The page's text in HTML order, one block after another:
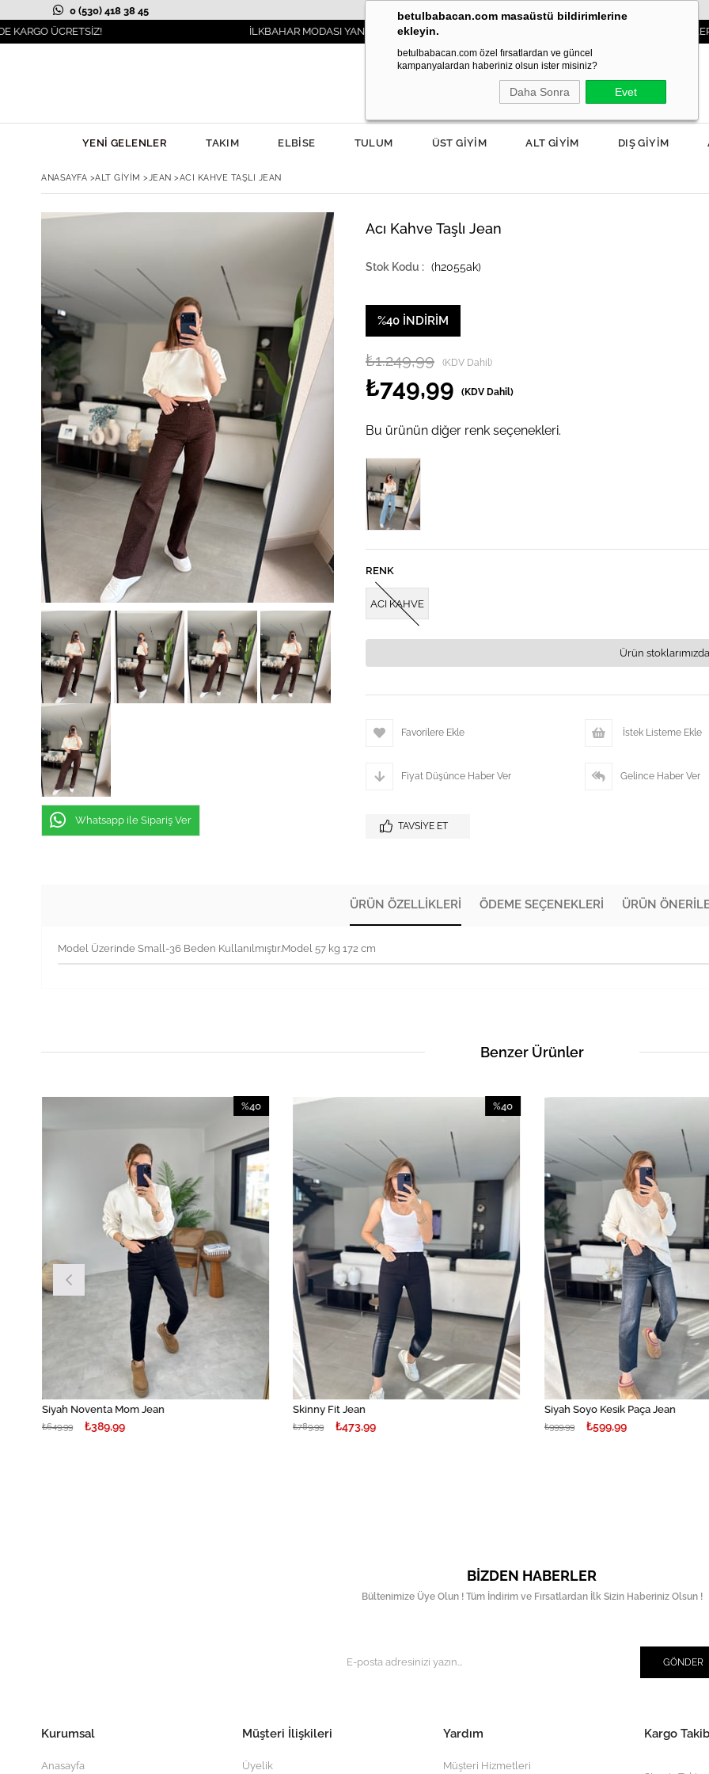
0 (530) 418 38 45
İLKBAHAR MODASI YANIBAŞINIZDA! 3000TL VE ÜZERİ SİPARİŞLERDE
betulbabacan.com masaüstü bildirimlerine
ekleyin.
betulbabacan.com özel fırsatlardan ve güncel
kampanyalardan haberiniz olsun ister misiniz?
Daha Sonra Evet
YENİ GELENLER TAKIM ELBİSE TULUM ÜST GİYİM ALT GİYİM DIŞ GİYİM
ANASAYFA >ALT GİYİM >JEAN >ACI KAHVE TAŞLI JEAN
Whatsapp ile Sipariş Ver
Acı Kahve Taşlı Jean
(h2055ak)
%40 İNDIRIM
₺1.249,99 (KDV Dahil)
₺749,99 (KDV Dahil)
Bu ürünün diğer renk seçenekleri.
RENK
ACI KAHVE
Ürün
Favorilere Ekle İstek Listeme Ekle
Fiyat Düşünce Haber Ver Gelince Haber Ver
TAVSIYE ET
ÜRÜN ÖZELLIKLERI ÖDEME SEÇENEKLERI ÜRÜN
Model Üzerinde Small-36 Beden Kullanılmıştır.Model 57 kg 172 cm
Benzer Ürünler
Siyah Noventa Mom Jean
₺389,99
₺649,99
%40
İndirim
%40İndirim
Skinny Fit Jean
₺473,99
₺789,99
%40
Siyah Soyo Kesik Paça Jean
₺599,99
₺999,99
BIZDEN HABERLER
Bültenimize Üye Olun ! Tüm İndirim ve Fırsatlardan İlk Sizin Haberiniz Olsun !
GÖNDER
Kurumsal
Anasayfa
Müşteri İlişkileri
Üyelik
Yardım
Müşteri Hizmetleri
Kargo